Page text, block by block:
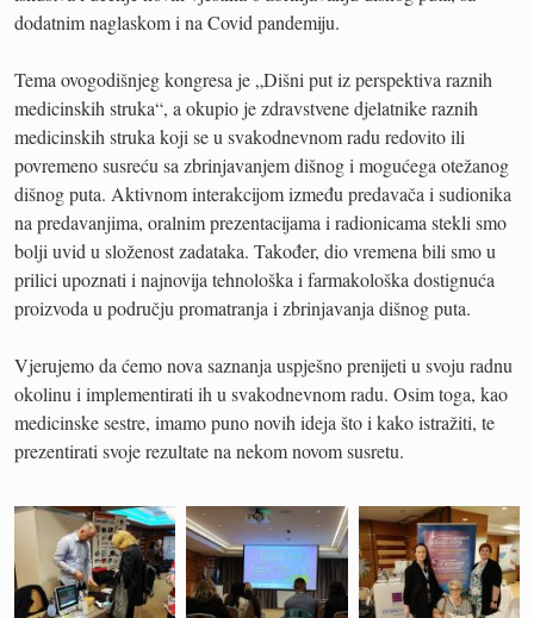
dodatnim naglaskom i na Covid pandemiju.
Tema ovogodišnjeg kongresa je „Dišni put iz perspektiva raznih
medicinskih struka“, a okupio je zdravstvene djelatnike raznih
medicinskih struka koji se u svakodnevnom radu redovito ili
povremeno susreću sa zbrinjavanjem dišnog i mogućega otežanog
dišnog puta. Aktivnom interakcijom između predavača i sudionika
na predavanjima, oralnim prezentacijama i radionicama stekli smo
bolji uvid u složenost zadataka. Također, dio vremena bili smo u
prilici upoznati i najnovija tehnološka i farmakološka dostignuća
proizvoda u području promatranja i zbrinjavanja dišnog puta.
Vjerujemo da ćemo nova saznanja uspješno prenijeti u svoju radnu
okolinu i implementirati ih u svakodnevnom radu. Osim toga, kao
medicinske sestre, imamo puno novih ideja što i kako istražiti, te
prezentirati svoje rezultate na nekom novom susretu.